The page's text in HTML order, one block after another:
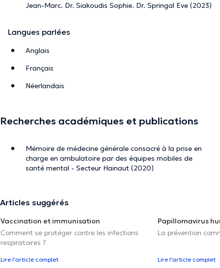
Jean-Marc. Dr. Siakoudis Sophie. Dr. Springal Eve (2023)
Langues parlées
Anglais
Français
Néerlandais
Recherches académiques et publications
Mémoire de médecine générale consacré à la prise en
charge en ambulatoire par des équipes mobiles de
santé mental - Secteur Hainaut (2020)
Articles suggérés
Vaccination et immunisation
Comment se protéger contre les infections
respiratoires ?
Lire l'article complet
Papillomavirus
La prévention
Lire l'article complet